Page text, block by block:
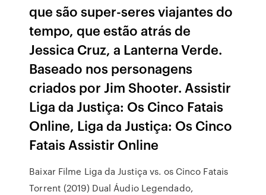
que são super-seres viajantes do
tempo, que estão atrás de
Jessica Cruz, a Lanterna Verde.
Baseado nos personagens
criados por Jim Shooter. Assistir
Liga da Justiça: Os Cinco Fatais
Online, Liga da Justiça: Os Cinco
Fatais Assistir Online
Baixar Filme Liga da Justiça vs. os Cinco Fatais
Torrent (2019) Dual Áudio Legendado,